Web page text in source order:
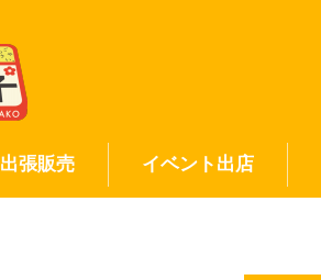
出張販売 イベント出店